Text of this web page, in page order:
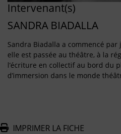
Intervenant(s)
SANDRA BIADALLA
Sandra Biadalla a commencé
elle est passée au théâtre, à la
l’écriture en collectif au bord du
d’immersion dans le monde
IMPRIMER LA FICHE